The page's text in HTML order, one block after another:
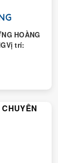
HOÀNG
trí: